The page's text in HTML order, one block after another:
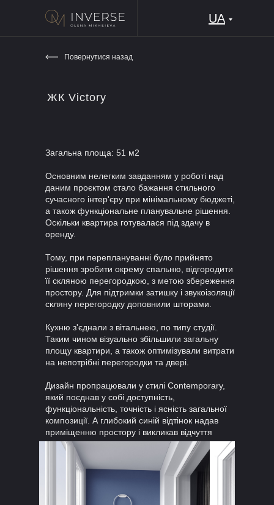
UA
Повернутися назад
ЖК Victory
Загальна площа: 51 м2
Основним нелегким завданням у роботі над
даним проєктом стало бажання стильного
сучасного інтер'єру при мінімальному бюджеті,
а також функціональне планувальне рішення.
Оскільки квартира готувалася під здачу в
оренду.
Тому, при переплануванні було прийнято
рішення зробити окрему спальню, відгородити
її скляною перегородкою, з метою збереження
простору. Для підтримки затишку і звукоізоляції
скляну перегородку доповнили шторами.
Кухню з'єднали з вітальнею, по типу студії.
Таким чином візуально збільшили загальну
площу квартири, а також оптимізували витрати
на непотрібні перегородки та двері.
Дизайн пропрацювали у стилі Contemporary,
який поєднав у собі доступність,
функціональність, точність і ясність загальної
композиції. А глибокий синій відтінок надав
приміщенню простору і викликав відчуття
спокою.